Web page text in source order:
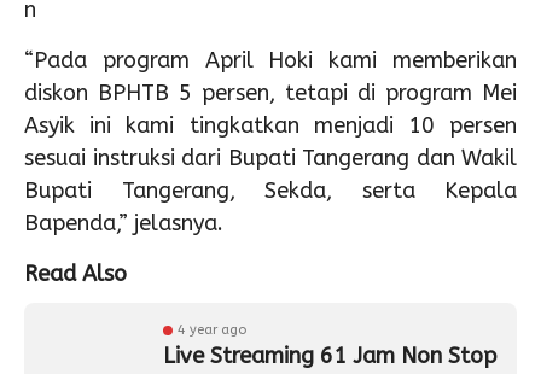
n
“Pada program April Hoki kami memberikan
diskon BPHTB 5 persen, tetapi di program Mei
Asyik ini kami tingkatkan menjadi 10 persen
sesuai instruksi dari Bupati Tangerang dan Wakil
Bupati Tangerang, Sekda, serta Kepala
Bapenda,” jelasnya.
Read Also
4 year ago
Live Streaming 61 Jam Non Stop